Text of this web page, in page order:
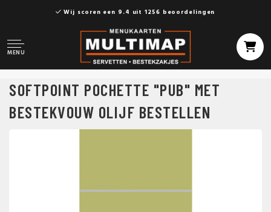
Wij scoren een 9.4 uit 1256 beoordelingen
MENU
SOFTPOINT POCHETTE "PUB" MET
BESTEKVOUW OLIJF BESTELLEN